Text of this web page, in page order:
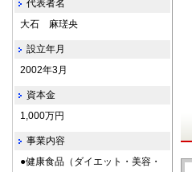
代表者名
大石 麻瑳央
設立年月
2002年3月
資本金
1,000万円
事業内容
●健康食品（ダイエット・美容・